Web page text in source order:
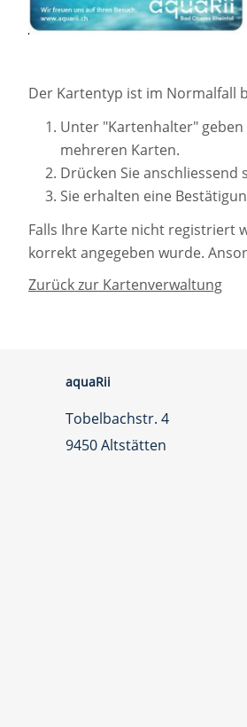
Der Kartentyp ist im Normalfall
Unter "Kartenhalter"
mehreren Karten.
Drücken Sie
Sie erhalten eine
Falls Ihre Karte nicht registriert
korrekt angegeben wurde.
Zurück zur Kartenverwaltung
aquaRii
Tobelbachstr. 4
9450 Altstätten